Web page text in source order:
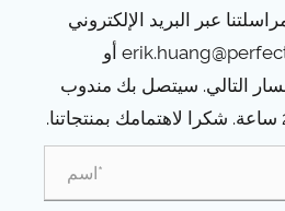
عبر البريد الإلكتروني
على erik.huang@perfect-material.com أو
التالي. سيتصل بك مندوب